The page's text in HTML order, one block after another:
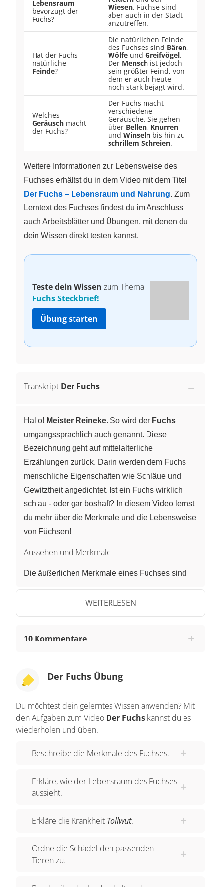
Lebensraum
bevorzugt der
Fuchs?
Wiesen. Füchse sind
aber auch in der Stadt
anzutreffen.
Hat der Fuchs
natürliche
Feinde?
Die natürlichen Feinde
des Fuchses sind Bären,
Wölfe und Greifvögel.
Der Mensch ist jedoch
sein größter Feind, von
dem er auch heute
noch stark bejagt wird.
Welches
Geräusch macht
der Fuchs?
Der Fuchs macht
verschiedene
Geräusche. Sie gehen
über Bellen, Knurren
und Winseln bis hin zu
schrillem Schreien.
Weitere Informationen zur Lebensweise des
Fuchses erhältst du in dem Video mit dem Titel
Der Fuchs – Lebensraum und Nahrung. Zum
Lerntext des Fuchses findest du im Anschluss
auch Arbeitsblätter und Übungen, mit denen du
dein Wissen direkt testen kannst.
Teste dein Wissen zum Thema
Fuchs Steckbrief!
Übung starten
Transkript Der Fuchs
Hallo! Meister Reineke. So wird der Fuchs
umgangssprachlich auch genannt. Diese
Bezeichnung geht auf mittelalterliche
Erzählungen zurück. Darin werden dem Fuchs
menschliche Eigenschaften wie Schläue und
Gewitztheit angedichtet. Ist ein Fuchs wirklich
schlau - oder gar boshaft? In diesem Video lernst
du mehr über die Merkmale und die Lebensweise
von Füchsen!
Aussehen und Merkmale
Die äußerlichen Merkmale eines Fuchses sind
seine spitze Schnauze und seine großen, spitzen
Ohren. Auf der Bauchseite ist sein Fell heller, der
und vier ausgeprägte Backenzähne im Ober- und
gekennzeichnet ist. Die Reißzähne dienen zum
Zerreißen der Beute und zum Brechen von
Knochen. Besonders ausgeprägt sind der
Der Lebensraum von Füchsen sind Wälder,
Einzelgängerund wohnt unterirdisch in seinem
versteckte Ausgänge und besteht aus vielen
Röhren und Kammern. Im
bringt die
WEITERLESEN
10 Kommentare
Der Fuchs Übung
Du möchtest dein gelerntes Wissen anwenden? Mit
den Aufgaben zum Video Der Fuchs kannst du es
wiederholen und üben.
Beschreibe die Merkmale des Fuchses.
Erkläre, wie der Lebensraum des Fuchses
aussieht.
Erkläre die Krankheit Tollwut.
Ordne die Schädel den passenden
Tieren zu.